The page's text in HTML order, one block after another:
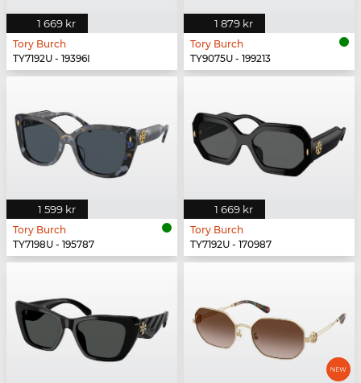
1 669 kr
Tory Burch
TY7192U - 19396I
1 879 kr
Tory Burch
TY9075U - 199213
1 599 kr
Tory Burch
TY7198U - 195787
1 669 kr
Tory Burch
TY7192U - 170987